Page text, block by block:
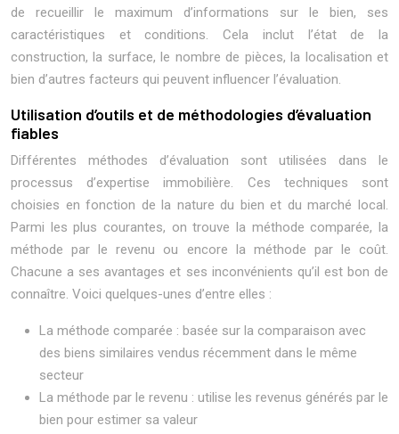
de recueillir le maximum d’informations sur le bien, ses
caractéristiques et conditions. Cela inclut l’état de la
construction, la surface, le nombre de pièces, la localisation et
bien d’autres facteurs qui peuvent influencer l’évaluation.
Utilisation d’outils et de méthodologies d’évaluation
fiables
Différentes méthodes d’évaluation sont utilisées dans le
processus d’expertise immobilière. Ces techniques sont
choisies en fonction de la nature du bien et du marché local.
Parmi les plus courantes, on trouve la méthode comparée, la
méthode par le revenu ou encore la méthode par le coût.
Chacune a ses avantages et ses inconvénients qu’il est bon de
connaître. Voici quelques-unes d’entre elles :
La méthode comparée : basée sur la comparaison avec
des biens similaires vendus récemment dans le même
secteur
La méthode par le revenu : utilise les revenus générés par le
bien pour estimer sa valeur